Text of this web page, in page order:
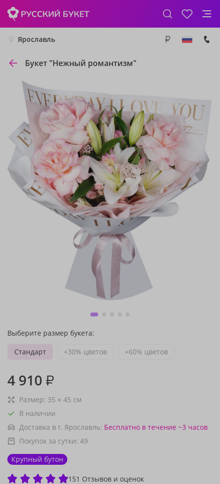
Ярославль
Букет "Нежный романтизм"
Выберите размер букета:
Стандарт
+30% цветов +60% цветов
4 910 ₽
Размер: 35 × 45 см
В наличии
Доставка в г. Ярославль: Бесплатно в течение ~3 часов
Покупок за сутки: 49
Крупный бутон
151 Отзывов и оценок